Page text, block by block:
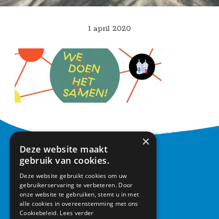
1 april 2020
CONTACT
Basisschool Vroonestein
Lohengrinhof 15-17
3438 RA Nieuwegein
030 – 6037291
×
Deze website maakt
gebruik van cookies.
Deze website gebruikt cookies om uw
gebruikerservaring te verbeteren. Door
onze website te gebruiken, stemt u in met
alle cookies in overeenstemming met ons
Cookiebeleid. Lees verder